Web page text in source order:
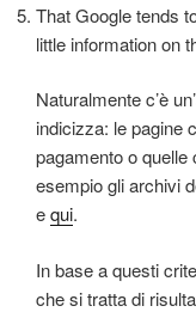
That Google tends
little information on
Naturalmente c’è
indicizza: le pagine
pagamento o
esempio gli archivi
equi.
In base a questi
che si tratta di